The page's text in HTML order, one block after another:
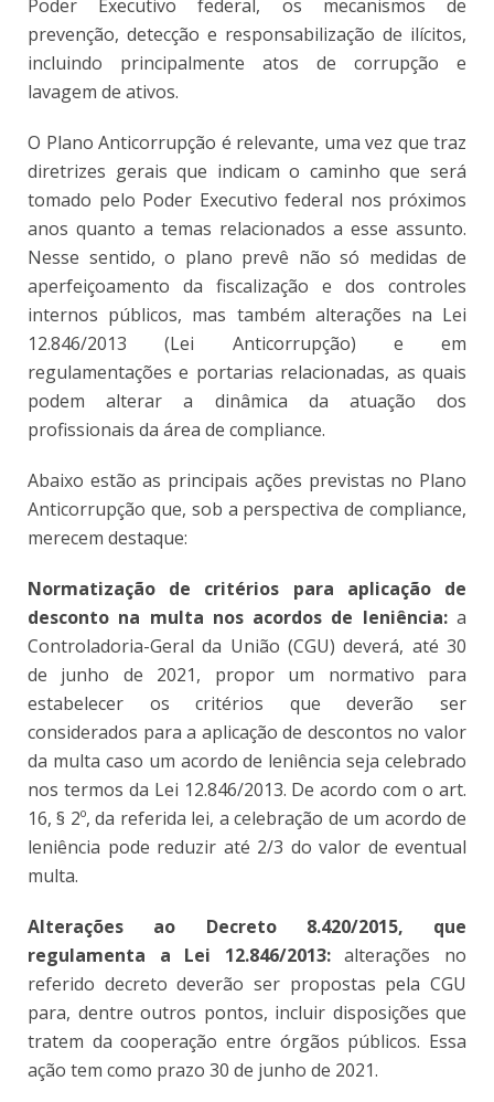
Poder Executivo federal, os mecanismos de
prevenção, detecção e responsabilização de ilícitos,
incluindo principalmente atos de corrupção e
lavagem de ativos.
O Plano Anticorrupção é relevante, uma vez que traz
diretrizes gerais que indicam o caminho que será
tomado pelo Poder Executivo federal nos próximos
anos quanto a temas relacionados a esse assunto.
Nesse sentido, o plano prevê não só medidas de
aperfeiçoamento da fiscalização e dos controles
internos públicos, mas também alterações na Lei
12.846/2013 (Lei Anticorrupção) e em
regulamentações e portarias relacionadas, as quais
podem alterar a dinâmica da atuação dos
profissionais da área de compliance.
Abaixo estão as principais ações previstas no Plano
Anticorrupção que, sob a perspectiva de compliance,
merecem destaque:
Normatização de critérios para aplicação de
desconto na multa nos acordos de leniência: a
Controladoria-Geral da União (CGU) deverá, até 30
de junho de 2021, propor um normativo para
estabelecer os critérios que deverão ser
considerados para a aplicação de descontos no valor
da multa caso um acordo de leniência seja celebrado
nos termos da Lei 12.846/2013. De acordo com o art.
16, § 2º, da referida lei, a celebração de um acordo de
leniência pode reduzir até 2/3 do valor de eventual
multa.
Alterações ao Decreto 8.420/2015, que
regulamenta a Lei 12.846/2013:alterações no
referido decreto deverão ser propostas pela CGU
para, dentre outros pontos, incluir disposições que
tratem da cooperação entre órgãos públicos. Essa
ação tem como prazo 30 de junho de 2021.